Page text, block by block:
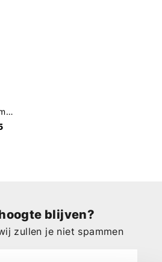
Supertech RK-10 Plasma Knie Brace
blijven?
zullen je niet spammen